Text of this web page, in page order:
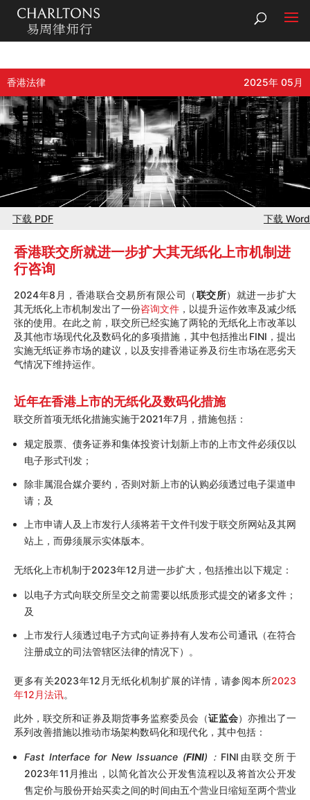
香港法律 2025年 05月
下载 PDF 下载 Word
香港联交所就进一步扩大其无纸化上市机制进
行咨询
2024年8月，香港联合交易所有限公司（联交所）就进一步扩大
其无纸化上市机制发出了一份咨询文件 ，以提升运作效率及减少纸
张的使用。在此之前，联交所已经实施了两轮的无纸化上市改革以
及其他市场现代化及数码化的多项措施，其中包括推出FINI，提出
实施无纸证券市场的建议，以及安排香港证券及衍生市场在恶劣天
气情况下维持运作。
近年在香港上市的无纸化及数码化措施
联交所首项无纸化措施实施于2021年7月，措施包括：
规定股票、债务证券和集体投资计划新上市的上市文件必须仅以
电子形式刊发；
除非属混合媒介要约，否则对新上市的认购必须透过电子渠道申
请；及
上市申请人及上市发行人须将若干文件刊发于联交所网站及其网
站上，而毋须展示实体版本。
无纸化上市机制于2023年12月进一步扩大，包括推出以下规定：
以电子方式向联交所呈交之前需要以纸质形式提交的诸多文件；
及
上市发行人须透过电子方式向证券持有人发布公司通讯（在符合
注册成立的司法管辖区法律的情况下）。
更多有关2023年12月无纸化机制扩展的详情，请参阅本所2023
年12月法讯。
此外，联交所和证券及期货事务监察委员会（证监会）亦推出了一
系列改善措施以推动市场架构数码化和现代化，其中包括：
Fast Interface for New Issuance (FINI)： FINI由联交所于
2023年11月推出，以简化首次公开发售流程以及将首次公开发
售定价与股份开始买卖之间的时间由五个营业日缩短至两个营业